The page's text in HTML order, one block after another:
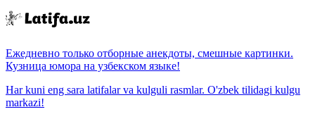
Ежедневно только отборные анекдоты, смешные картинки.
Кузница юмора на узбекском языке!
Har kuni eng sara latifalar va kulguli rasmlar. O'zbek tilidagi kulgu
markazi!